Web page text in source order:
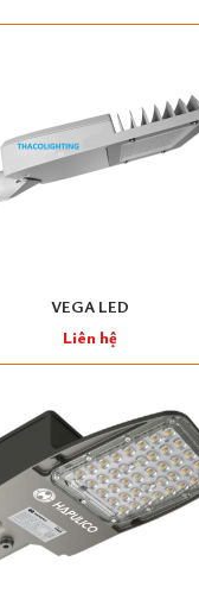
VEGA LED
Liên hệ